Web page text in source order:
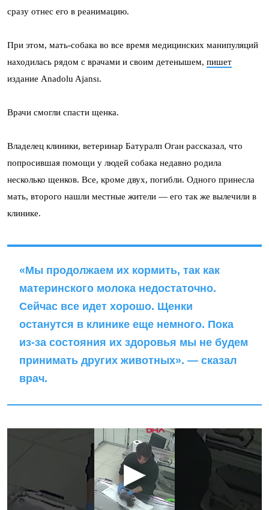
сразу отнес его в реанимацию.
При этом, мать-собака во все время медицинских манипуляций
находилась рядом с врачами и своим детенышем, пишет
издание Anadolu Ajansı.
Врачи смогли спасти щенка.
Владелец клиники, ветеринар Батуралп Оган рассказал, что
попросившая помощи у людей собака недавно родила
несколько щенков. Все, кроме двух, погибли. Одного принесла
мать, второго нашли местные жители — его так же вылечили в
клинике.
«Мы продолжаем их кормить, так как
материнского молока недостаточно.
Сейчас все идет хорошо. Щенки
останутся в клинике еще немного. Пока
из-за состояния их здоровья мы не будем
принимать других животных». — сказал
врач.